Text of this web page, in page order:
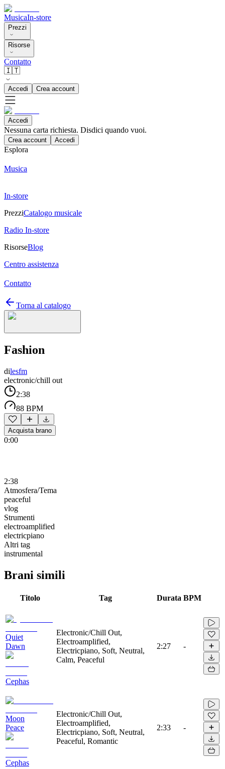
MusicaIn-store
Prezzi
Risorse
Contatto
🇮🇹
Accedi Crea account
Accedi
Nessuna carta richiesta. Disdici quando vuoi.
Crea account Accedi
Esplora
Musica
In-store
PrezziCatalogo musicale
Radio In-store
RisorseBlog
Centro assistenza
Contatto
Torna al catalogo
Fashion
dilesfm
electronic/chill out
2:38
88 BPM
Acquista brano
0:00
2:38
Atmosfera/Tema
peaceful
vlog
Strumenti
electroamplified
electricpiano
Altri tag
instrumental
Brani simili
Titolo Tag Durata BPM
Quiet
Dawn
Cephas
Electronic/Chill Out,
Electroamplified,
Electricpiano, Soft, Neutral,
Calm, Peaceful
2:27 -
Moon
Peace
Cephas
Electronic/Chill Out,
Electroamplified,
Electricpiano, Soft, Neutral,
Peaceful, Romantic
2:33 -